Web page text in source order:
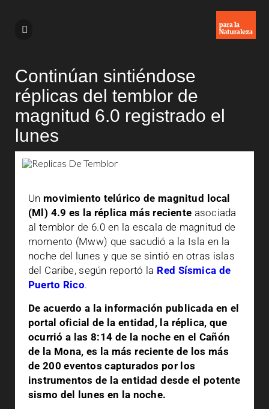
Continúan sintiéndose
réplicas del temblor de
magnitud 6.0 registrado el
lunes
Un movimiento telúrico de magnitud local
(Ml) 4.9 es la réplica más reciente asociada
al temblor de 6.0 en la escala de magnitud de
momento (Mww) que sacudió a la Isla en la
noche del lunes y que se sintió en otras islas
del Caribe, según reportó la Red Sísmica de
Puerto Rico.
De acuerdo a la información publicada en el
portal oficial de la entidad, la réplica, que
ocurrió a las 8:14 de la noche en el Cañón
de la Mona, es la más reciente de los más
de 200 eventos capturados por los
instrumentos de la entidad desde el potente
sismo del lunes en la noche.